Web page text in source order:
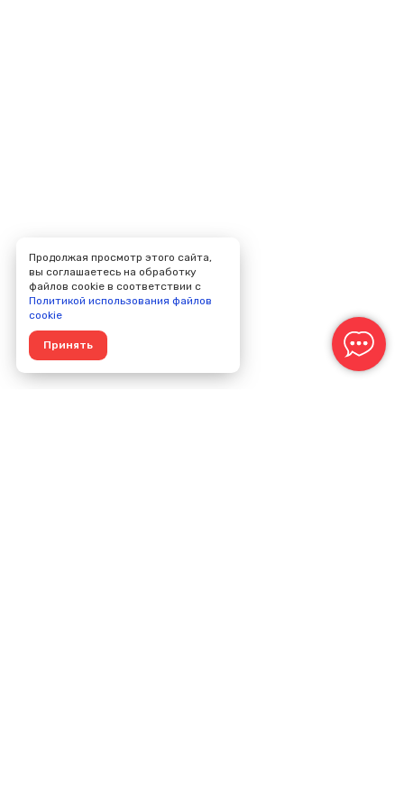
Продолжая просмотр этого сайта,
вы соглашаетесь на обработку
файлов cookie в соответствии с
Политикой использования файлов
cookie
Принять